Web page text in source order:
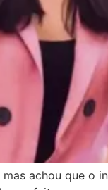
achou que